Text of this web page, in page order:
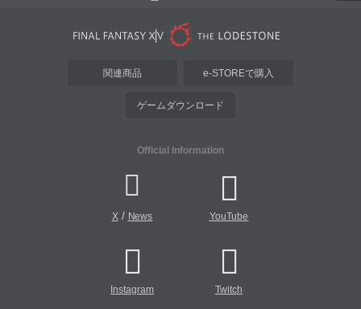
関連商品 e-STOREで購入
ゲームダウンロード
Official Information
X/ News YouTube
Instagram Twitch